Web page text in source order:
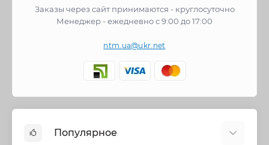
Заказы через сайт принимаются - круглосуточно
Менеджер - ежедневно с 9:00 до 17:00
ntm.ua@ukr.net
Популярное